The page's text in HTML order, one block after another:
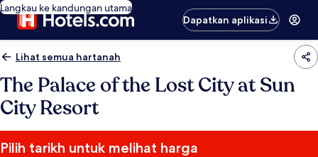
Langkau ke kandungan utama
Dapatkan aplikasi
Lihat semua hartanah
The Palace of the Lost City at Sun
City Resort
Pilih tarikh untuk melihat harga